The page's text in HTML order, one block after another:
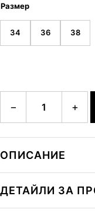
Размер
34 36 38
− +
ОПИСАНИЕ
ДЕТАЙЛИ ЗА